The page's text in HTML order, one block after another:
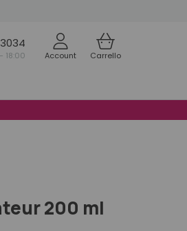
18:00 Account Carrello
200 ml